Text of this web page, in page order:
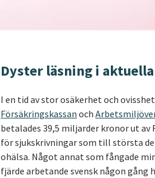
Dyster läsning i
I en tid av stor osäkerhet och
Försäkringskassan och
betalades 39,5 miljarder kronor ut av
för sjukskrivningar som till största
ohälsa. Något annat som fångade
fjärde arbetande svensk någon gång